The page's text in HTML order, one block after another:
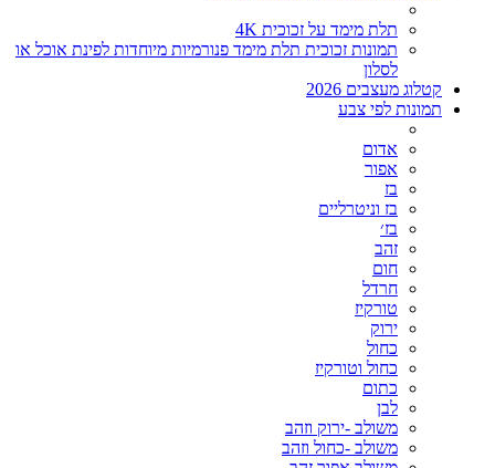
תלת מימד על זכוכית 4K
תמונות זכוכית תלת מימד פנורמיות מיוחדות לפינת אוכל או
לסלון
קטלוג מעצבים 2026
תמונות לפי צבע
אדום
אפור
בז
בז וניטרליים
בז׳
זהב
חום
חרדל
טורקיז
ירוק
כחול
כחול וטורקיז
כתום
לבן
משולב -ירוק וזהב
משולב -כחול וזהב